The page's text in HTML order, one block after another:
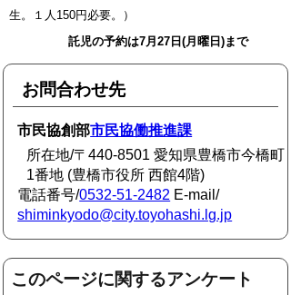
生。１人150円必要。
）
託児の予約は7月27日(月曜日)まで
お問合わせ先
市民協創部市民協働推進課
所在地/〒440-8501 愛知県豊橋市今橋町
1番地 (豊橋市役所 西館4階)
電話番号/0532-51-2482 E-mail/
shiminkyodo@city.toyohashi.lg.jp
このページに関するアンケート